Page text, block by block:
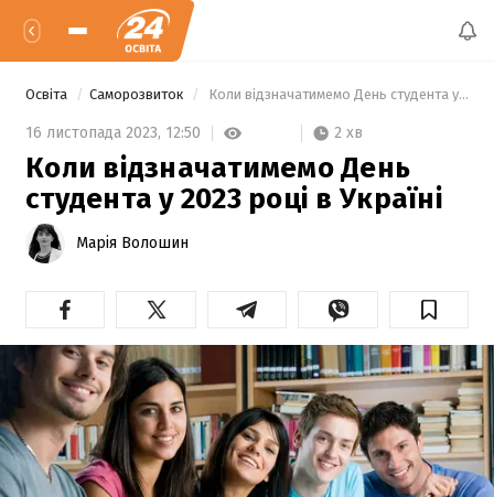
Освіта Саморозвиток Коли відзначатимемо День студента у 2023 році в Україні
16 листопада 2023, 12:50 2 хв
Коли відзначатимемо День
студента у 2023 році в Україні
Марія Волошин